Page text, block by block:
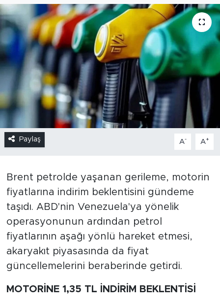
Paylaş A- A+
Brent petrolde yaşanan gerileme, motorin
fiyatlarına indirim beklentisini gündeme
taşıdı. ABD'nin Venezuela'ya yönelik
operasyonunun ardından petrol
fiyatlarının aşağı yönlü hareket etmesi,
akaryakıt piyasasında da fiyat
güncellemelerini beraberinde getirdi.
MOTORİNE 1,35 TL İNDİRİM BEKLENTİSİ